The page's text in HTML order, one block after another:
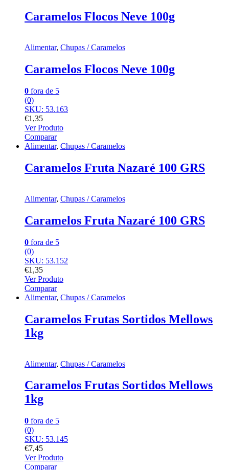
Caramelos Flocos Neve 100g
Alimentar, Chupas / Caramelos
Caramelos Flocos Neve 100g
0 fora de 5
(0)
SKU: 53.163
€1,35
Ver Produto
Comparar
Alimentar, Chupas / Caramelos
Caramelos Fruta Nazaré 100 GRS
Alimentar, Chupas / Caramelos
Caramelos Fruta Nazaré 100 GRS
0 fora de 5
(0)
SKU: 53.152
€1,35
Ver Produto
Comparar
Alimentar, Chupas / Caramelos
Caramelos Frutas Sortidos Mellows
1kg
Alimentar, Chupas / Caramelos
Caramelos Frutas Sortidos Mellows
1kg
0 fora de 5
(0)
SKU: 53.145
€7,45
Ver Produto
Comparar